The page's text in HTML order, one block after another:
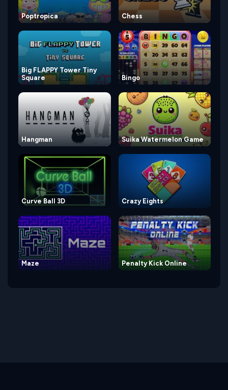
Poptropica Chess
Big FLAPPY Tower Tiny
Square
Bingo
Hangman Suika Watermelon Game
Curve Ball 3D Crazy Eights
Maze Penalty Kick Online